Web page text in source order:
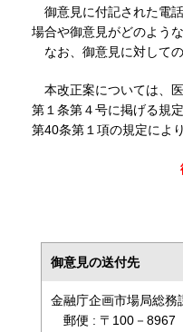
御意見に付記された電
場合や御意見がどのよう
なお、御意見に対して
本改正案については、
第１条第４号に掲げる規
第40条第１項の規定によ
御意見の送付先
金融庁企画市場局総務
郵便 : 〒100－8967